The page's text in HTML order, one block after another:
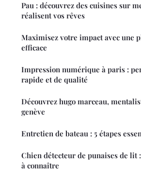
Pau : découvrez des cuisines sur
réalisent vos rêves
Maximisez votre impact avec une
efficace
Impression numérique à paris :
rapide et de qualité
Découvrez hugo marceau,
genève
Entretien de bateau : 5 étapes
Chien détecteur de punaises de lit
à connaître